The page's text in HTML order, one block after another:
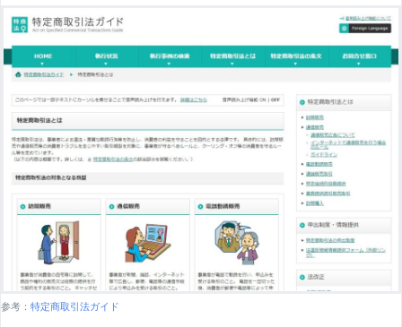
参考： 特定商取引法ガイド